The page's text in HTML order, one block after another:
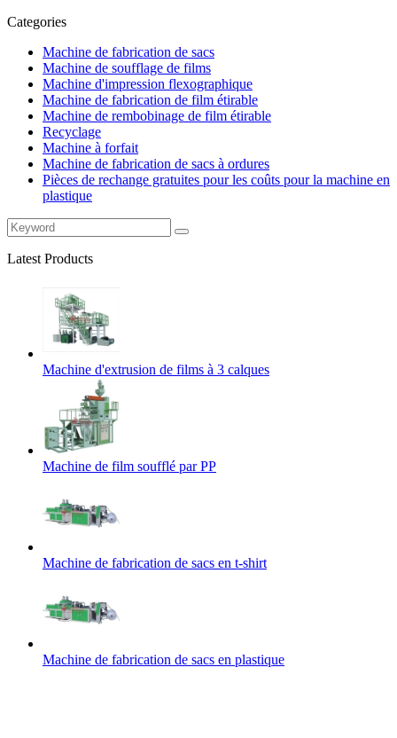
Categories
Machine de fabrication de sacs
Machine de soufflage de films
Machine d'impression flexographique
Machine de fabrication de film étirable
Machine de rembobinage de film étirable
Recyclage
Machine à forfait
Machine de fabrication de sacs à ordures
Pièces de rechange gratuites pour les coûts pour la machine en
plastique
Latest Products
Machine d'extrusion de films à 3 calques
Machine de film soufflé par PP
Machine de fabrication de sacs en t-shirt
Machine de fabrication de sacs en plastique